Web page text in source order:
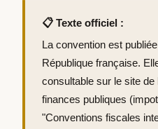
📋 Texte officiel :
La convention est
République française.
consultable sur le site
finances publiques
"Conventions fiscales